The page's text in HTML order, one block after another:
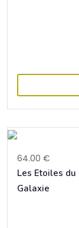
64.00 €
Les Etoiles du
Galaxie